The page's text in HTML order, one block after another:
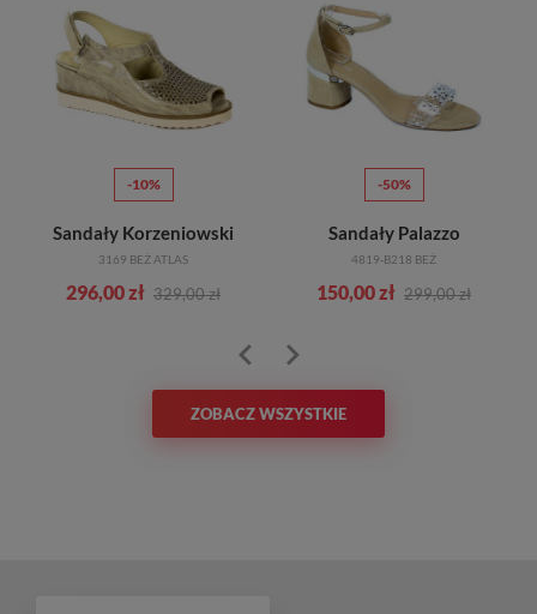
-10%
Sandały Korzeniowski
3169 BEŻ ATLAS
296,00 zł 329,00 zł
-50%
Sandały Palazzo
4819-B218 BEŻ
150,00 zł 299,00 zł
ZOBACZ WSZYSTKIE